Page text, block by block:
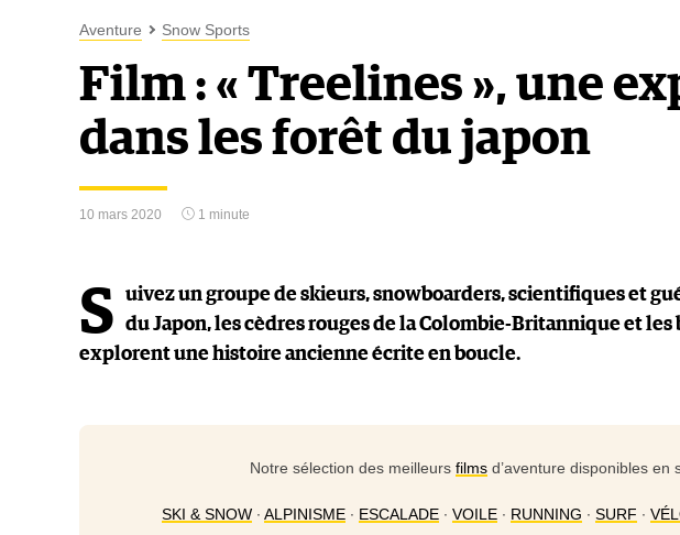
Aventure Snow Sports
Film : « Treelines », une
dans les forêt du japon
10 mars 2020 1 minute
S
uivez un groupe de skieurs, snowboarders, scientifiques et
du Japon, les cèdres rouges de la Colombie-Britannique et les
explorent une histoire ancienne écrite en boucle.
Notre sélection des meilleurs filmsd’aventure disponibles en
SKI & SNOW ∙ ALPINISME ∙ ESCALADE ∙ VOILE ∙ RUNNING ∙ SURF ∙